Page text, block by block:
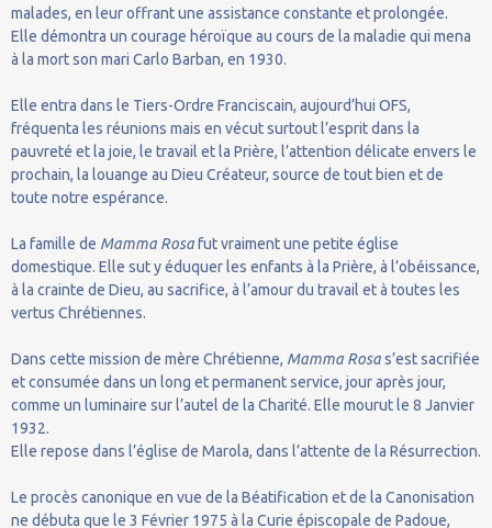
malades, en leur offrant une assistance constante et prolongée.
Elle démontra un courage héroïque au cours de la maladie qui mena
à la mort son mari Carlo Barban, en 1930.
Elle entra dans le Tiers-Ordre Franciscain, aujourd’hui OFS,
fréquenta les réunions mais en vécut surtout l’esprit dans la
pauvreté et la joie, le travail et la Prière, l’attention délicate envers le
prochain, la louange au Dieu Créateur, source de tout bien et de
toute notre espérance.
La famille de Mamma Rosafut vraiment une petite église
domestique. Elle sut y éduquer les enfants à la Prière, à l’obéissance,
à la crainte de Dieu, au sacrifice, à l’amour du travail et à toutes les
vertus Chrétiennes.
Dans cette mission de mère Chrétienne, Mamma Rosas’est sacrifiée
et consumée dans un long et permanent service, jour après jour,
comme un luminaire sur l’autel de la Charité. Elle mourut le 8 Janvier
1932.
Elle repose dans l’église de Marola, dans l’attente de la Résurrection.
Le procès canonique en vue de la Béatification et de la Canonisation
ne débuta que le 3 Février 1975 à la Curie épiscopale de Padoue,